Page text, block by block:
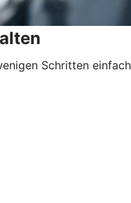
Schritten einfach